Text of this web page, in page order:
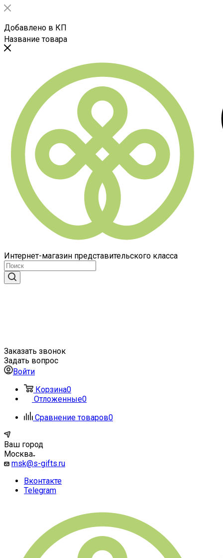
Добавлено в КП
Название товара
Интернет-магазин представительского класса
Заказать звонок
Задать вопрос
Войти
Корзина0
Отложенные0
Сравнение товаров0
Ваш город
Москва
msk@s-gifts.ru
Вконтакте
Telegram